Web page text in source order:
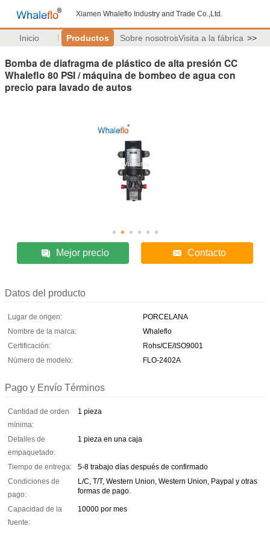
Xiamen Whaleflo Industry and Trade Co.,Ltd.
Inicio Productos Sobre nosotrosVisita a la fábrica >>
Bomba de diafragma de plástico de alta presión CC
Whaleflo 80 PSI / máquina de bombeo de agua con
precio para lavado de autos
Mejor precio Contacto
Datos del producto
Lugar de origen:
PORCELANA
Nombre de la marca:
Whaleflo
Certificación:
Rohs/CE/ISO9001
Número de modelo:
FLO-2402A
Pago y Envío Términos
Cantidad de orden
mínima:
1 pieza
Detalles de
empaquetado:
1 pieza en una caja
Tiempo de entrega:
5-8 trabajo días después de confirmado
Condiciones de
pago:
L/C, T/T, Western Union, Western Union, Paypal y otras
formas de pago.
Capacidad de la
fuente:
10000 por mes